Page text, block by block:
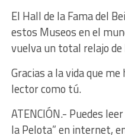
El Hall de la Fama del
estos Museos en el
vuelva un total relajo de
Gracias a la vida que
lector como tú.
ATENCIÓN.- Puedes
la Pelota” en internet,